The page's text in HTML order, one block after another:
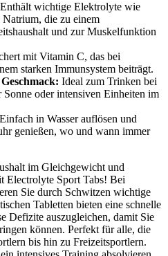
Enthält wichtige Elektrolyte wie
die zu einem
und zur Muskelfunktion
mit Vitamin C, das bei
starken Immunsystem beiträgt.
Ideal zum Trinken bei
oder intensiven Einheiten im
Einfach in Wasser auflösen und
genießen, wo und wann immer
im Gleichgewicht und
Electrolyte Sport Tabs! Bei
Sie durch Schwitzen wichtige
Tabletten bieten eine schnelle
Defizite auszugleichen, damit Sie
können. Perfekt für alle, die
bis hin zu Freizeitsportlern.